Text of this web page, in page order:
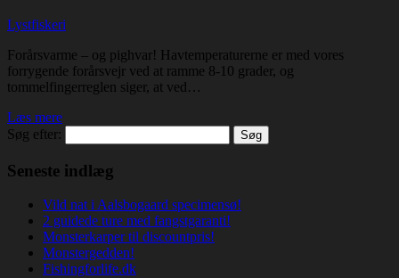
Lystfiskeri
Forårsvarme – og pighvar! Havtemperaturerne er med vores
forrygende forårsvejr ved at ramme 8-10 grader, og
tommelfingerreglen siger, at ved…
Læs mere
Søg efter:
Seneste indlæg
Vild nat i Aalsbogaard specimensø!
2 guidede ture med fangstgaranti!
Monsterkarper til discountpris!
Monstergedden!
Fishingforlife.dk